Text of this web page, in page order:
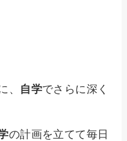
、 自学でさらに深く
の計画を立てて毎日